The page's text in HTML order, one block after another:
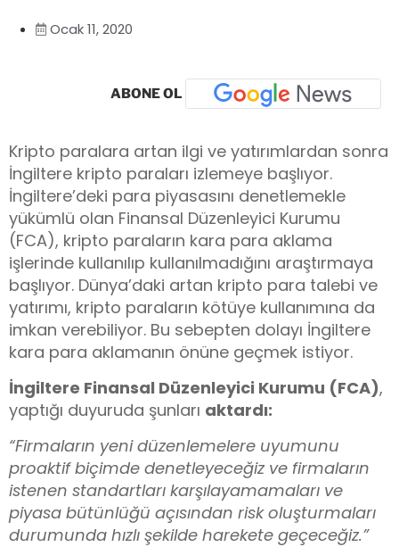
Ocak 11, 2020
ABONE OL
Kripto paralara artan ilgi ve yatırımlardan sonra
İngiltere kripto paraları izlemeye başlıyor.
İngiltere’deki para piyasasını denetlemekle
yükümlü olan Finansal Düzenleyici Kurumu
(FCA), kripto paraların kara para aklama
işlerinde kullanılıp kullanılmadığını araştırmaya
başlıyor. Dünya’daki artan kripto para talebi ve
yatırımı, kripto paraların kötüye kullanımına da
imkan verebiliyor. Bu sebepten dolayı İngiltere
kara para aklamanın önüne geçmek istiyor.
İngiltere Finansal Düzenleyici Kurumu (FCA),
yaptığı duyuruda şunları aktardı:
“Firmaların yeni düzenlemelere uyumunu
proaktif biçimde denetleyeceğiz ve firmaların
istenen standartları karşılayamamaları ve
piyasa bütünlüğü açısından risk oluşturmaları
durumunda hızlı şekilde harekete geçeceğiz.”